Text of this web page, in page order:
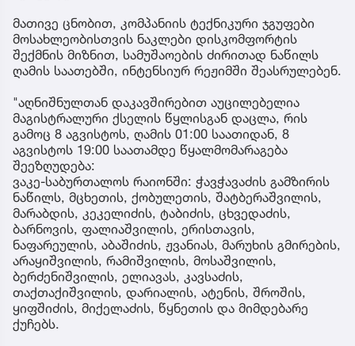
მათივე ცნობით, კომპანიის ტექნიკური ჯგუფები
მოსახლეობისთვის ნაკლები დისკომფორტის
შექმნის მიზნით, სამუშაოების ძირითად ნაწილს
ღამის საათებში, ინტენსიურ რეჟიმში შეასრულებენ.
"აღნიშნულთან დაკავშირებით აუცილებელია
მაგისტრალური ქსელის წყლისგან დაცლა, რის
გამოც 8 აგვისტოს, ღამის 01:00 საათიდან, 8
აგვისტოს 19:00 საათამდე წყალმომარაგება
შეეზღუდება:
ვაკე-საბურთალოს რაიონში: ჭავჭავაძის გამზირის
ნაწილს, მცხეთის, ქობულეთის, შატბერაშვილის,
მარაბდის, კეკელიძის, ტაბიძის, ცხვედაძის,
ბარნოვის, ფალიაშვილის, ერისთავის,
ნაფარეულის, აბაშიძის, ჟვანიას, მარუხის გმირების,
არაყიშვილის, რამიშვილის, მოსაშვილის,
ბერძენიშვილის, ელიავას, კავსაძის,
თაქთაქიშვილის, დარიალის, ატენის, შროშის,
ყიფშიძის, მიქელაძის, წყნეთის და მიმდებარე
ქუჩებს.